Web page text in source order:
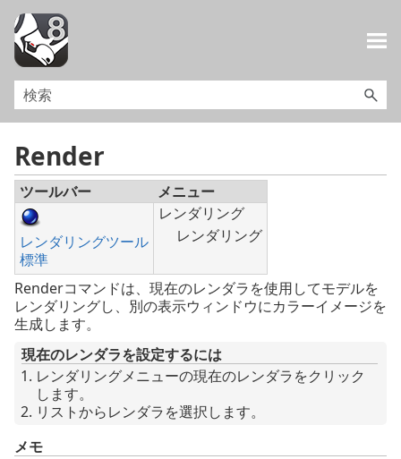
Render
ツールバー メニュー
レンダリングツール
標準
レンダリング
レンダリング
Renderコマンドは、現在のレンダラを使用してモデルを
レンダリングし、別の表示ウィンドウにカラーイメージを
生成します。
現在のレンダラを設定するには
レンダリングメニューの現在のレンダラをクリック
します。
リストからレンダラを選択します。
メモ